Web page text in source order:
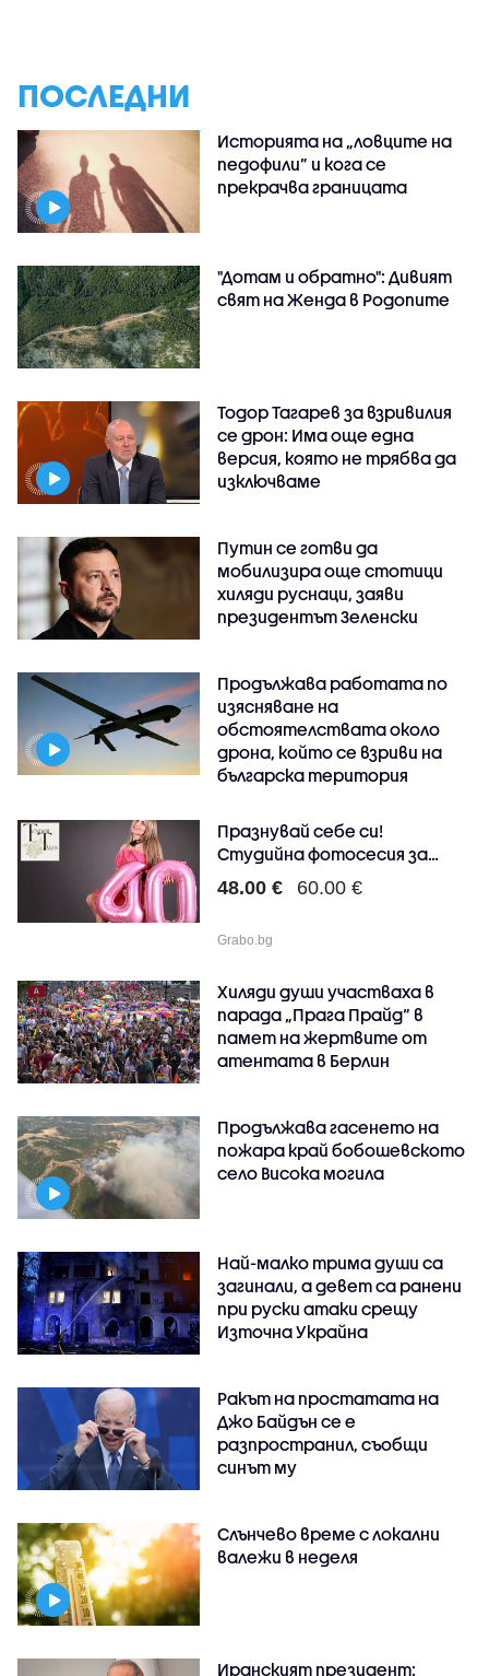
ПОСЛЕДНИ
Историята на „ловците на
педофили” и кога се
прекрачва границата
"Дотам и обратно": Дивият
свят на Женда в Родопите
Тодор Тагарев за взривилия
се дрон: Има още една
версия, която не трябва да
изключваме
Путин се готви да
мобилизира още стотици
хиляди руснаци, заяви
президентът Зеленски
Продължава работата по
изясняване на
обстоятелствата около
дрона, който се взриви на
българска територия
Празнувай себе си!
Студийна фотосесия за
рож..
48.00 € 60.00 €
Grabo.bg
Хиляди души участваха в
парада „Прага Прайд“ в
памет на жертвите от
атентата в Берлин
Продължава гасенето на
пожара край бобошевското
село Висока могила
Най-малко трима души са
загинали, а девет са ранени
при руски атаки срещу
Източна Украйна
Ракът на простатата на
Джо Байдън се е
разпространил, съобщи
синът му
Слънчево време с локални
валежи в неделя
Иранският президент: